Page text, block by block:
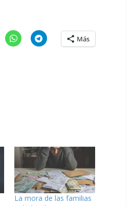
Más
La mora de las familias